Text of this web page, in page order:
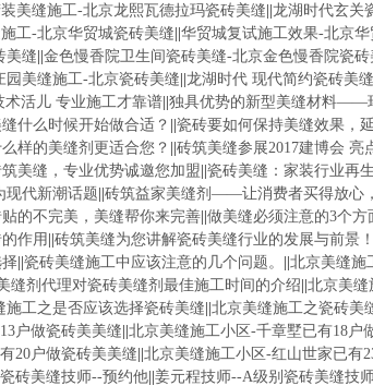
美缝施工-北京龙熙瓦德拉玛瓷砖美缝 龙湖时代玄关
工-北京华贸城瓷砖美缝 华贸城复试施工效果-北京
美缝 金色慢香院卫生间瓷砖美缝-北京金色慢香院瓷砖
园美缝施工-北京瓷砖美缝 龙湖时代 现代简约瓷砖美
术活儿 专业施工才靠谱|| 独具优势的新型美缝材料——
什么时候开始做合适？ 瓷砖要如何保持美缝效果，
样的美缝剂更适合您？ 砖筑美缝参展2017建博会 亮
美缝，专业优势诚邀您加盟 瓷砖美缝：家装行业再
现代新潮话题 砖筑益家美缝剂——让消费者买得放心
的不完美，美缝帮你来完善|| 做美缝必须注意的3个方
作用 砖筑美缝为您讲解瓷砖美缝行业的发展与前景！
瓷砖美缝施工中应该注意的几个问题。 北京美缝施
缝剂代理对瓷砖美缝剂最佳施工时间的介绍 北京美缝
施工之是否应该选择瓷砖美缝 北京美缝施工之瓷砖美
户做瓷砖美美缝 北京美缝施工小区-千章墅已有18户
20户做瓷砖美美缝 北京美缝施工小区-红山世家已有
砖美缝技师--预约他|| 姜元程技师--A级别瓷砖美缝技